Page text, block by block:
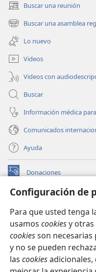
Configuración de
Para que usted tenga
usamos cookiesy otras
cookiesson
y no se pueden
las cookiesadicionales,
Buscar una reunión
(abre
una
nueva
ventana)
Buscar una asamblea
(abre
una
nueva
ventana)
Lo nuevo
Videos
Videos con
Buscar
Información médica
Comunicados
Ayuda
Donaciones
(abre
nueva BIBLIOTECA EN LÍNEA
una
nueva
ventana)
JW Hub
(abre
una
nueva
ventana)
JW Library
Watchtower Library